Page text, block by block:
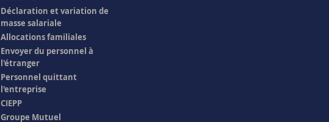
Déclaration et variation de
masse salariale
Allocations familiales
Envoyer du personnel à
l'étranger
Personnel quittant
l'entreprise
CIEPP
Groupe Mutuel